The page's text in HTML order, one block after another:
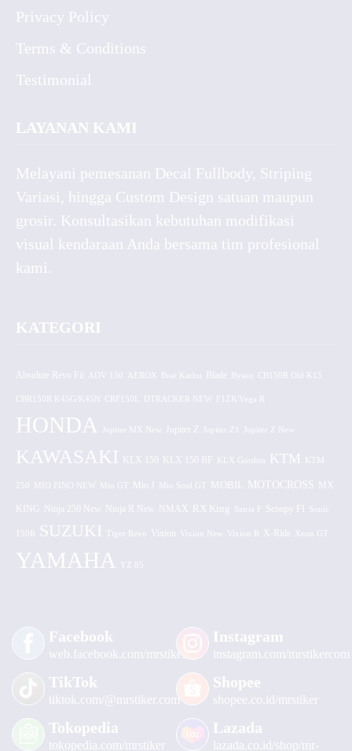
Privacy Policy
Terms & Conditions
Testimonial
LAYANAN KAMI
Melayani pemesanan Decal Fullbody, Striping
Variasi, hingga Custom Design satuan maupun
grosir. Konsultasikan kebutuhan modifikasi
visual kendaraan Anda bersama tim profesional
kami.
KATEGORI
Absolute Revo Fit ADV 150 AEROX CB150R Old K15
CBR150R K45G/K45N CRF150L DTRACKER NEW F1ZR/Vega R
HONDA Jupiter MX New Jupiter Z
KAWASAKI KLX 150 KLX 150 BF KLX Gordon KTM KTM
250 MIO FINO NEW Mio GT Mio J Mio Soul GT MOBIL MOTOCROSS MX
KING Ninja 250 New Ninja R New NMAX RX King Satria F Scoopy FI Sonic
150R SUZUKI Tiger Revo Vixion Vixion New Vixion R X-Ride Xeon GT
YAMAHA YZ 85
Facebook
web.facebook.com/mrstiker
Instagram
instagram.com/mrstikercom
TikTok
tiktok.com/@mrstiker.com
Shopee
shopee.co.id/mrstiker
Tokopedia
tokopedia.com/mrstiker
Lazada
lazada.co.id/shop/mr-